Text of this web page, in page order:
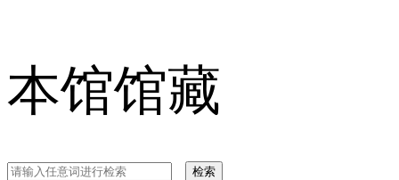
本馆馆藏
检索